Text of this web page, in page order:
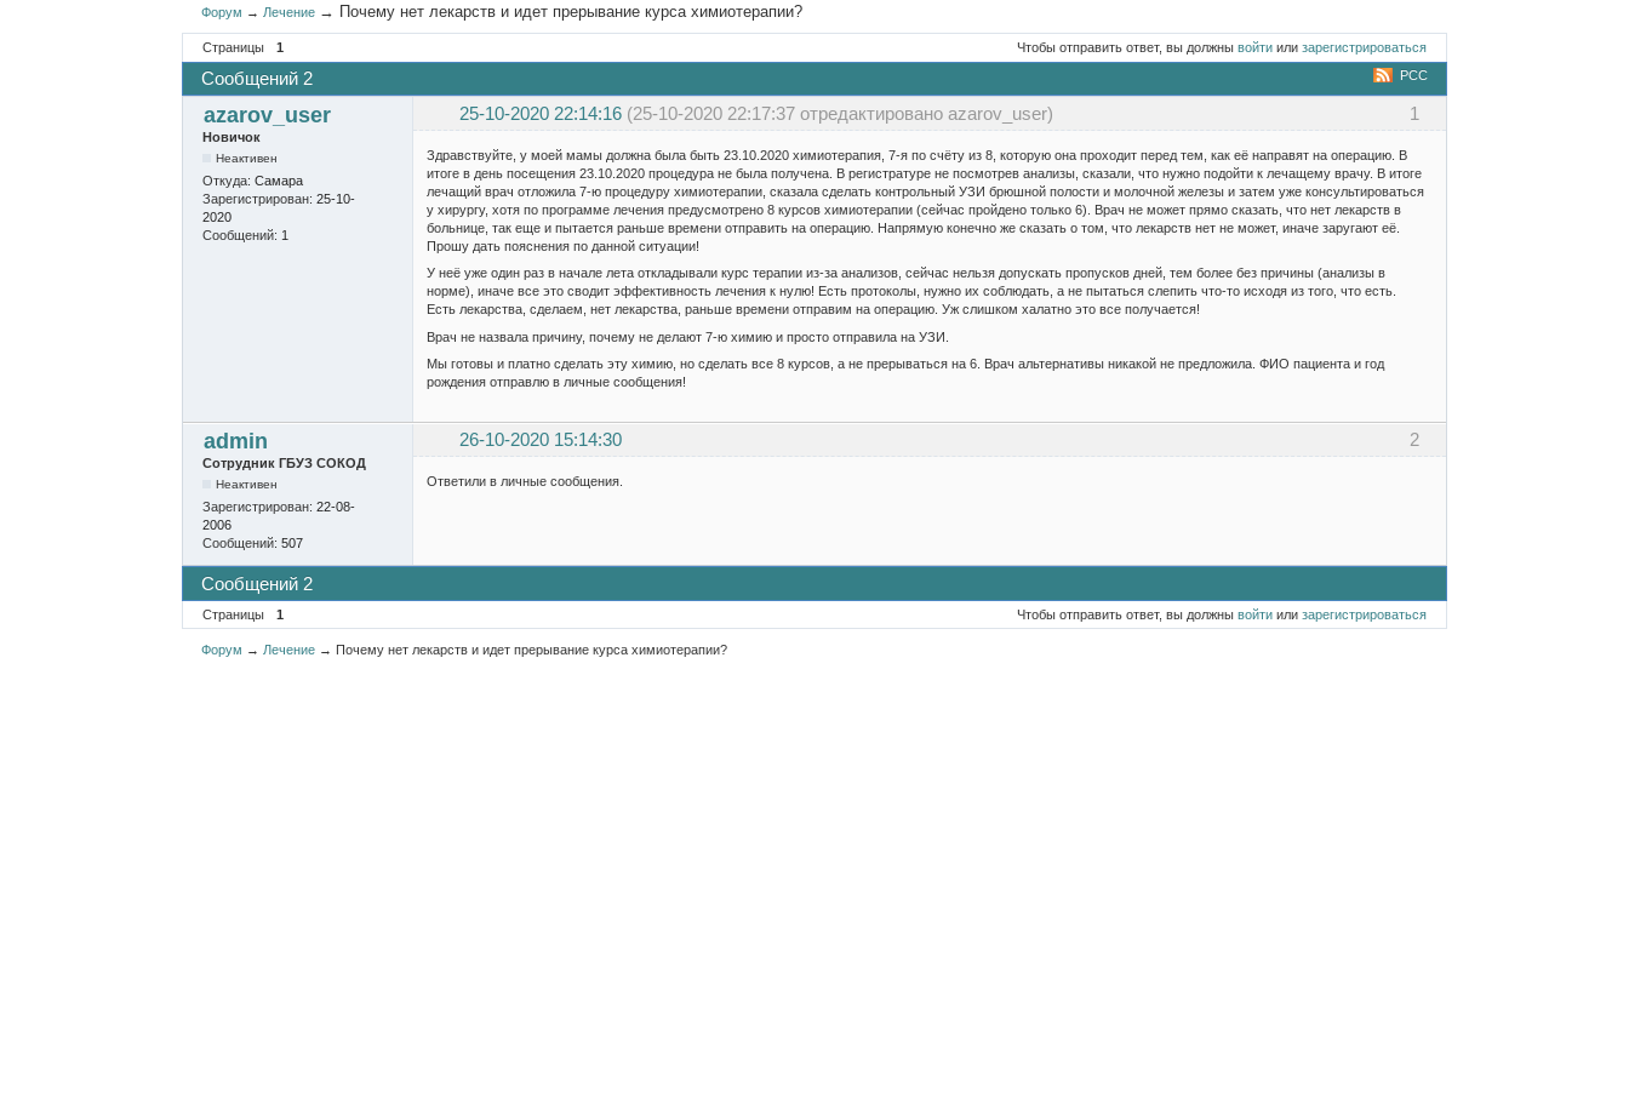
Форум → Лечение → Почему нет лекарств и идет прерывание курса химиотерапии?
Страницы 1 Чтобы отправить ответ, вы должнывойти илизарегистрироваться
РСС
Сообщений 2
1
azarov_user 25-10-2020 22:14:16 (25-10-2020 22:17:37 отредактировано azarov_user)
Новичок
Неактивен
Откуда: Самара
Зарегистрирован: 25-10-
2020
Сообщений: 1
Здравствуйте, у моей мамы должна была быть 23.10.2020 химиотерапия, 7-я по счёту из 8, которую она проходит перед тем, как её направят на операцию. В
итоге в день посещения 23.10.2020 процедура не была получена. В регистратуре не посмотрев анализы, сказали, что нужно подойти к лечащему врачу. В итоге
лечащий врач отложила 7-ю процедуру химиотерапии, сказала сделать контрольный УЗИ брюшной полости и молочной железы и затем уже консультироваться
у хирургу, хотя по программе лечения предусмотрено 8 курсов химиотерапии (сейчас пройдено только 6). Врач не может прямо сказать, что нет лекарств в
больнице, так еще и пытается раньше времени отправить на операцию. Напрямую конечно же сказать о том, что лекарств нет не может, иначе заругают её.
Прошу дать пояснения по данной ситуации!
У неё уже один раз в начале лета откладывали курс терапии из-за анализов, сейчас нельзя допускать пропусков дней, тем более без причины (анализы в
норме), иначе все это сводит эффективность лечения к нулю! Есть протоколы, нужно их соблюдать, а не пытаться слепить что-то исходя из того, что есть.
Есть лекарства, сделаем, нет лекарства, раньше времени отправим на операцию. Уж слишком халатно это все получается!
Врач не назвала причину, почему не делают 7-ю химию и просто отправила на УЗИ.
Мы готовы и платно сделать эту химию, но сделать все 8 курсов, а не прерываться на 6. Врач альтернативы никакой не предложила. ФИО пациента и год
рождения отправлю в личные сообщения!
2
admin 26-10-2020 15:14:30
Сотрудник ГБУЗ СОКОД
Неактивен
Зарегистрирован: 22-08-
2006
Сообщений: 507
Ответили в личные сообщения.
Сообщений 2
Страницы 1 Чтобы отправить ответ, вы должнывойти илизарегистрироваться
Форум → Лечение → Почему нет лекарств и идет прерывание курса химиотерапии?